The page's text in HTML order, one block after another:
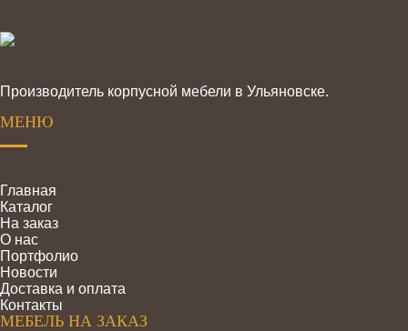
Производитель корпусной мебели в Ульяновске.
МЕНЮ
Главная
Каталог
На заказ
О нас
Портфолио
Новости
Доставка и оплата
Контакты
МЕБЕЛЬ НА ЗАКАЗ